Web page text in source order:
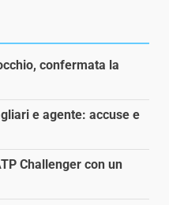
confermata la
e agente: accuse e
Challenger con un